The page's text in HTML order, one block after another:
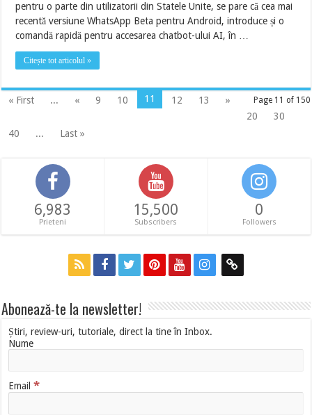
pentru o parte din utilizatorii din Statele Unite, se pare că cea mai
recentă versiune WhatsApp Beta pentru Android, introduce și o
comandă rapidă pentru accesarea chatbot-ului AI, în …
Citește tot articolul »
Page 11 of 150
« First ... « 9 10 11 12 13
»
20
30
40
... Last »
6,983
Prieteni
15,500
Subscribers
0
Followers
Abonează-te la newsletter!
Știri, review-uri, tutoriale, direct la tine în Inbox.
Nume
Email*